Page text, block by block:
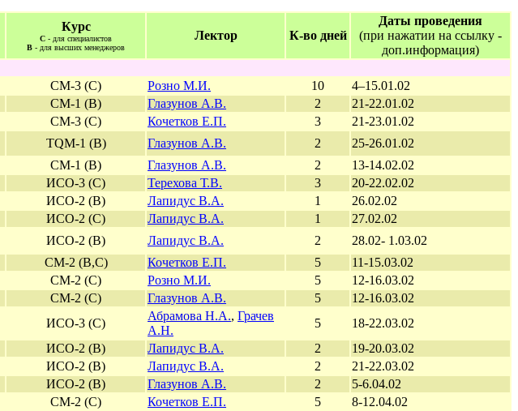
Курс
С - для специалистов
В - для высших менеджеров
Лектор К-во дней
Даты проведения
(при нажатии на ссылку -
доп.информация)
СМ-3 (С) Розно М.И. 10
4–15.01.02
СМ-1 (В) Глазунов А.В. 2
21-22.01.02
СМ-3 (С) Кочетков Е.П. 3
21-23.01.02
TQM-1 (В) Глазунов А.В. 2
25-26.01.02
СМ-1 (В) Глазунов А.В. 2
13-14.02.02
ИСО-3 (С) Терехова Т.В. 3
20-22.02.02
ИСО-2 (В) Лапидус В.А. 1
26.02.02
ИСО-2 (С) Лапидус В.А. 1
27.02.02
ИСО-2 (В) Лапидус В.А. 2
28.02- 1.03.02
СМ-2 (В,С) Кочетков Е.П. 5
11-15.03.02
СМ-2 (С) Розно М.И. 5
12-16.03.02
СМ-2 (С) Глазунов А.В. 5
12-16.03.02
ИСО-3 (С)
Абрамова Н.А., Грачев
А.Н.
5
18-22.03.02
ИСО-2 (В) Лапидус В.А. 2
19-20.03.02
ИСО-2 (В) Лапидус В.А. 2
21-22.03.02
ИСО-2 (В) Глазунов А.В. 2
5-6.04.02
СМ-2 (С) Кочетков Е.П. 5
8-12.04.02